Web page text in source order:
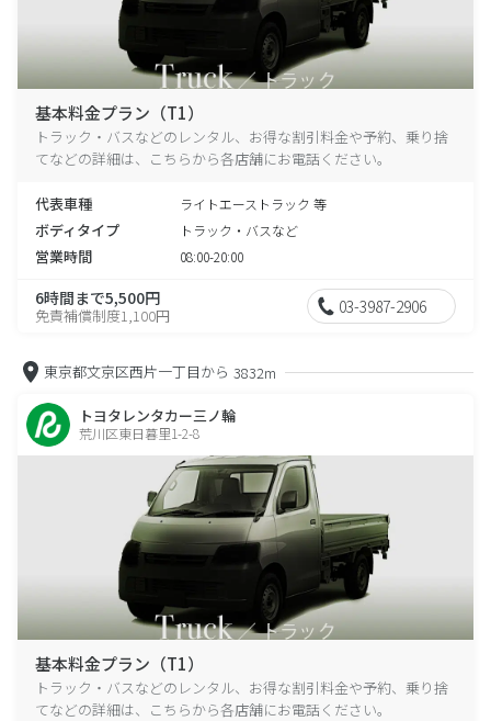
基本料金プラン（T1）
トラック・バスなどのレンタル、お得な割引料金や予約、乗り捨
てなどの詳細は、こちらから各店舗にお電話ください。
代表車種 ライトエーストラック 等
ボディタイプ トラック・バスなど
営業時間 08:00-20:00
6時間まで5,500円
免責補償制度1,100円 03-3987-2906
東京都文京区西片一丁目から 3832m
トヨタレンタカー三ノ輪
荒川区東日暮里1-2-8
基本料金プラン（T1）
トラック・バスなどのレンタル、お得な割引料金や予約、乗り捨
てなどの詳細は、こちらから各店舗にお電話ください。